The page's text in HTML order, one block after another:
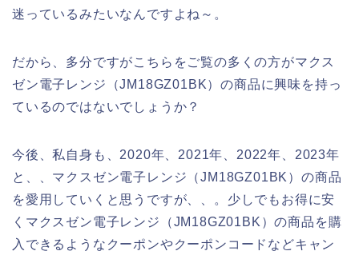
迷っているみたいなんですよね～。
だから、多分ですがこちらをご覧の多くの方がマクス
ゼン電子レンジ（JM18GZ01BK）の商品に興味を持っ
ているのではないでしょうか？
今後、私自身も、2020年、2021年、2022年、2023年
と、、マクスゼン電子レンジ（JM18GZ01BK）の商品
を愛用していくと思うですが、、。少しでもお得に安
くマクスゼン電子レンジ（JM18GZ01BK）の商品を購
入できるようなクーポンやクーポンコードなどキャン